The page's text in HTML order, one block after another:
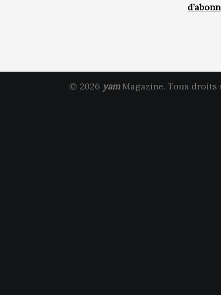
© 2026 yamMagazine. Tous droits